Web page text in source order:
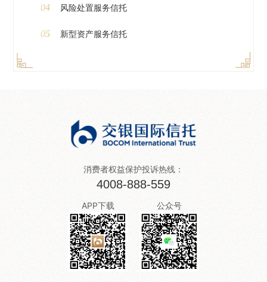
04 风险处置服务信托
05 新型资产服务信托
消费者权益保护投诉热线：
4008-888-559
APP下载 公众号